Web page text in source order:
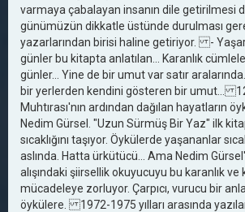
varmaya çabalayan insanın dile getirilmesi
günümüzün dikkatle üstünde durulması
yazarlarından birisi haline getiriyor. - Yaşar
günler bu kitapta anlatılan... Karanlık
günler... Yine de bir umut var satır
bir yerlerden kendini gösteren bir umut...
Muhtırası'nın ardından dağılan hayatların
Nedim Gürsel. "Uzun Sürmüş Bir Yaz" ilk
sıcaklığını taşıyor. Öykülerde yaşananlar
aslında. Hatta ürkütücü... Ama Nedim
alışındaki şiirsellik okuyucuyu bu karanlık ve
mücadeleye zorluyor. Çarpıcı, vurucu bir
öykülere. 1972-1975 yılları arasında